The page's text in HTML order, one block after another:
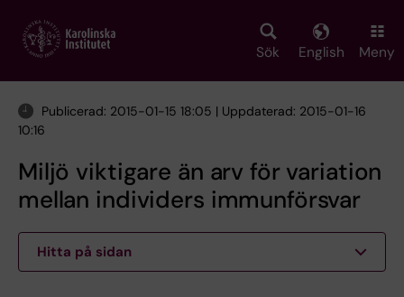
main
Sök English Meny
Publicerad: 2015-01-15 18:05 | Uppdaterad: 2015-01-16
10:16
Miljö viktigare än arv för variation
mellan individers immunförsvar
Hitta på sidan